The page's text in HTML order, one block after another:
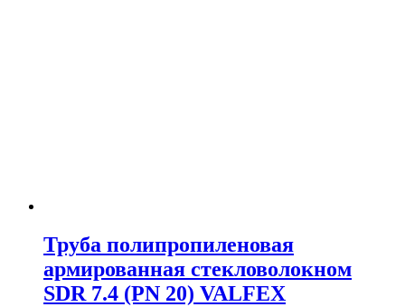
Труба полипропиленовая
армированная стекловолокном
SDR 7.4 (PN 20) VALFEX